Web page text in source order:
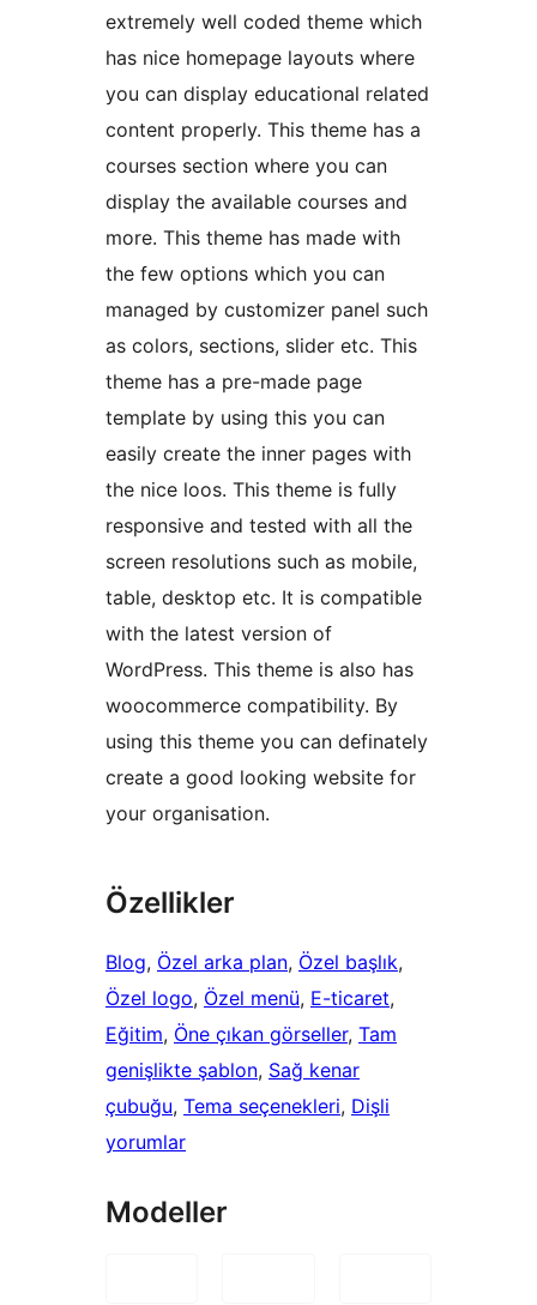
extremely well coded theme which
has nice homepage layouts where
you can display educational related
content properly. This theme has a
courses section where you can
display the available courses and
more. This theme has made with
the few options which you can
managed by customizer panel such
as colors, sections, slider etc. This
theme has a pre-made page
template by using this you can
easily create the inner pages with
the nice loos. This theme is fully
responsive and tested with all the
screen resolutions such as mobile,
table, desktop etc. It is compatible
with the latest version of
WordPress. This theme is also has
woocommerce compatibility. By
using this theme you can definately
create a good looking website for
your organisation.
Özellikler
Blog, Özel arka plan, Özel başlık
Özel logo, Özel menü, E-ticaret
Eğitim, Öne çıkan görseller, Tam
genişlikte şablon, Sağ kenar
çubuğu, Tema seçenekleri, Dişli
yorumlar
Modeller